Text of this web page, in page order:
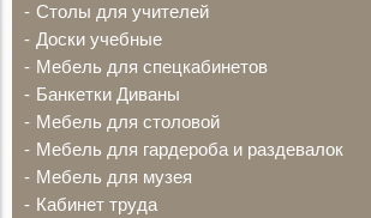
Столы для учителей
Доски учебные
Мебель для спецкабинетов
Банкетки Диваны
Мебель для столовой
Мебель для гардероба и раздевалок
Мебель для музея
Кабинет труда